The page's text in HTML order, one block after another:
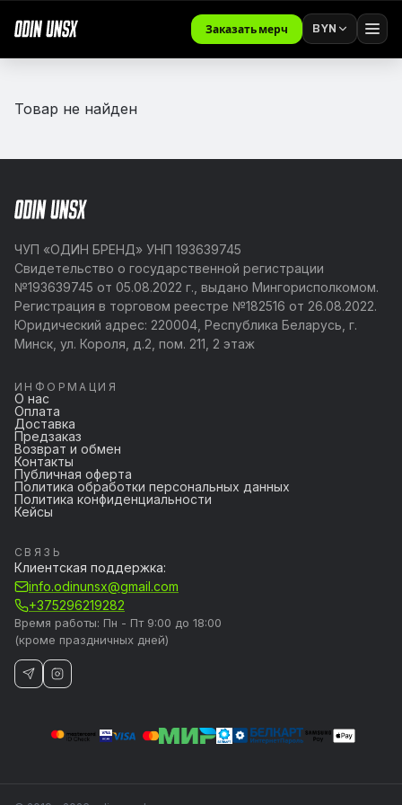
Заказать мерч BYN
Товар не найден
ЧУП «ОДИН БРЕНД» УНП 193639745
Свидетельство о государственной регистрации
№193639745 от 05.08.2022 г., выдано Мингорисполкомом.
Регистрация в торговом реестре №182516 от 26.08.2022.
Юридический адрес: 220004, Республика Беларусь, г.
Минск, ул. Короля, д.2, пом. 211, 2 этаж
ИНФОРМАЦИЯ
О нас
Оплата
Доставка
Предзаказ
Возврат и обмен
Контакты
Публичная оферта
Политика обработки персональных данных
Политика конфиденциальности
Кейсы
СВЯЗЬ
Клиентская поддержка:
info.odinunsx@gmail.com
+375296219282
Время работы: Пн - Пт 9:00 до 18:00
(кроме праздничных дней)